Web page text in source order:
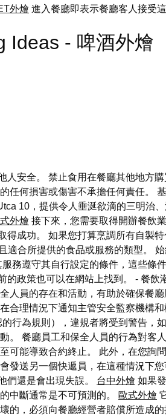
外燴 進入餐廳即表示餐廳客人接受
Ideas - 啤酒外燴
安全。 禁止食用在餐廳其他地方
任何損害或傷害不承擔任何責任。
10，提供令人垂涎欲滴的三明治
外燴 接下來，您需要取得開辦餐飲
成功。 如果您打算烹調所有自製
合所提供的食品或服務的類型。
務遵守其自行設定的條件，這些條
的政策也可以在網站上找到。 - 餐飲
人員的存在和活動，有助於確保餐
合理情況下通知主管安全監察機構和
行為規則），違規者將受到警告，
。 餐廳員工和保全人員的行為對客
可能導致合約終止。 此外，在您詢
發送另一個快遞員，在這種情況下
們還是會出現失誤。 台中外燴 如果
中斷通常是不可預測的。
歐式外燴
的，必須向餐廳經營者賠償所造成